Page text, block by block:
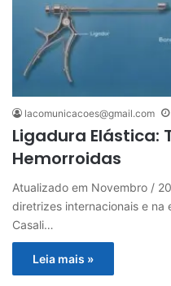
lacomunicacoes@gmail.com
Ligadura Elástica:
Hemorroidas
Atualizado em Novembro /
diretrizes internacionais e na
Casali…
Leia mais »